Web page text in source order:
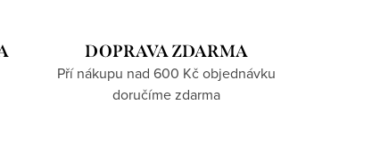
DOPRAVA ZDARMA
Pří nákupu nad 600 Kč objednávku
doručíme zdarma